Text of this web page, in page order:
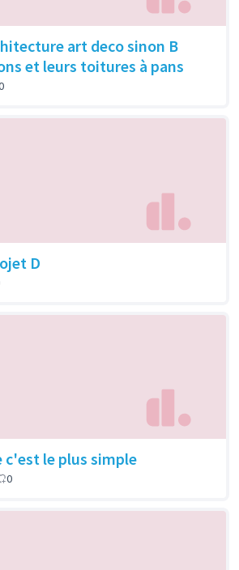
art deco sinon B
et leurs toitures à pans
D
c'est le plus simple
0